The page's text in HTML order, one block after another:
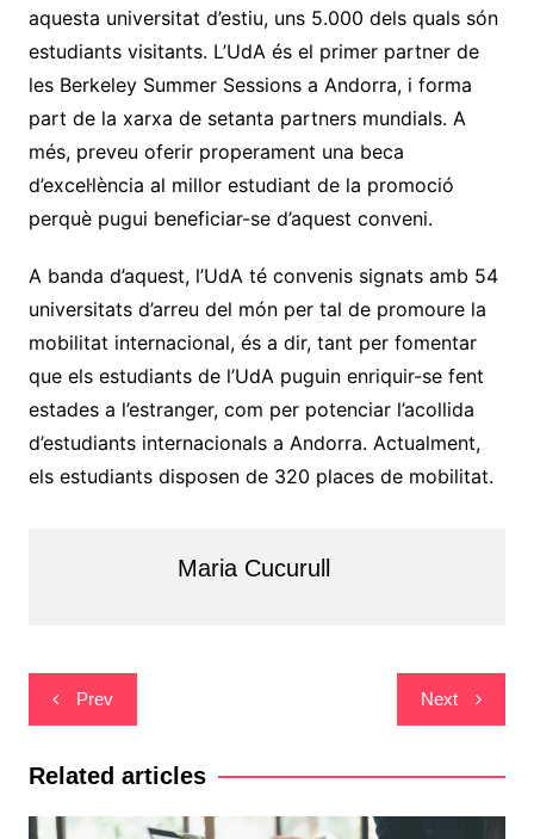
aquesta universitat d’estiu, uns 5.000 dels quals són
estudiants visitants. L’UdA és el primer partner de
les Berkeley Summer Sessions a Andorra, i forma
part de la xarxa de setanta partners mundials. A
més, preveu oferir properament una beca
d’excel·lència al millor estudiant de la promoció
perquè pugui beneficiar-se d’aquest conveni.
A banda d’aquest, l’UdA té convenis signats amb 54
universitats d’arreu del món per tal de promoure la
mobilitat internacional, és a dir, tant per fomentar
que els estudiants de l’UdA puguin enriquir-se fent
estades a l’estranger, com per potenciar l’acollida
d’estudiants internacionals a Andorra. Actualment,
els estudiants disposen de 320 places de mobilitat.
Maria Cucurull
Navegació
d'entrades
Prev Next
Related articles